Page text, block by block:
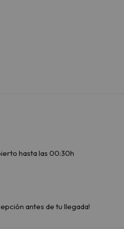
hasta las 00:30h
antes de tu llegada!